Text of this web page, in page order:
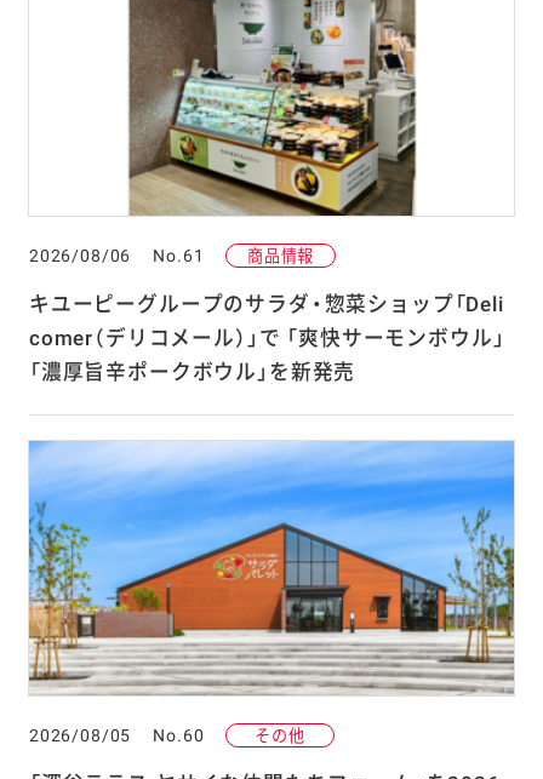
2026/08/06 No.61 商品情報
キユーピーグループのサラダ・惣菜ショップ「Deli
comer（デリコメール）」で 「爽快サーモンボウル」
「濃厚旨辛ポークボウル」を新発売
2026/08/05 No.60 その他